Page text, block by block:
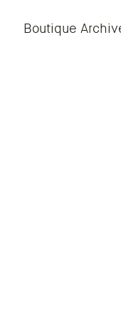
Boutique